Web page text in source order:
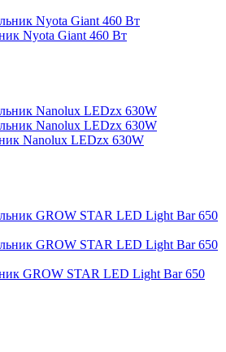
Nyota Giant 460 Вт
Nanolux LEDzx 630W
GROW STAR LED Light Bar 650